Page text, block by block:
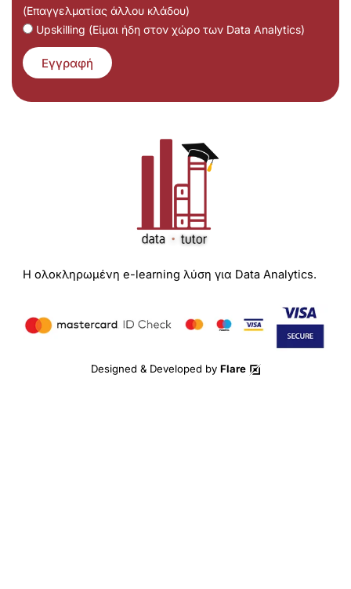
(Επαγγελματίας άλλου κλάδου)
Upskilling (Είμαι ήδη στον χώρο των Data Analytics)
Εγγραφή
Η ολοκληρωμένη e-learning λύση για Data Analytics.
Designed & Developed by Flare